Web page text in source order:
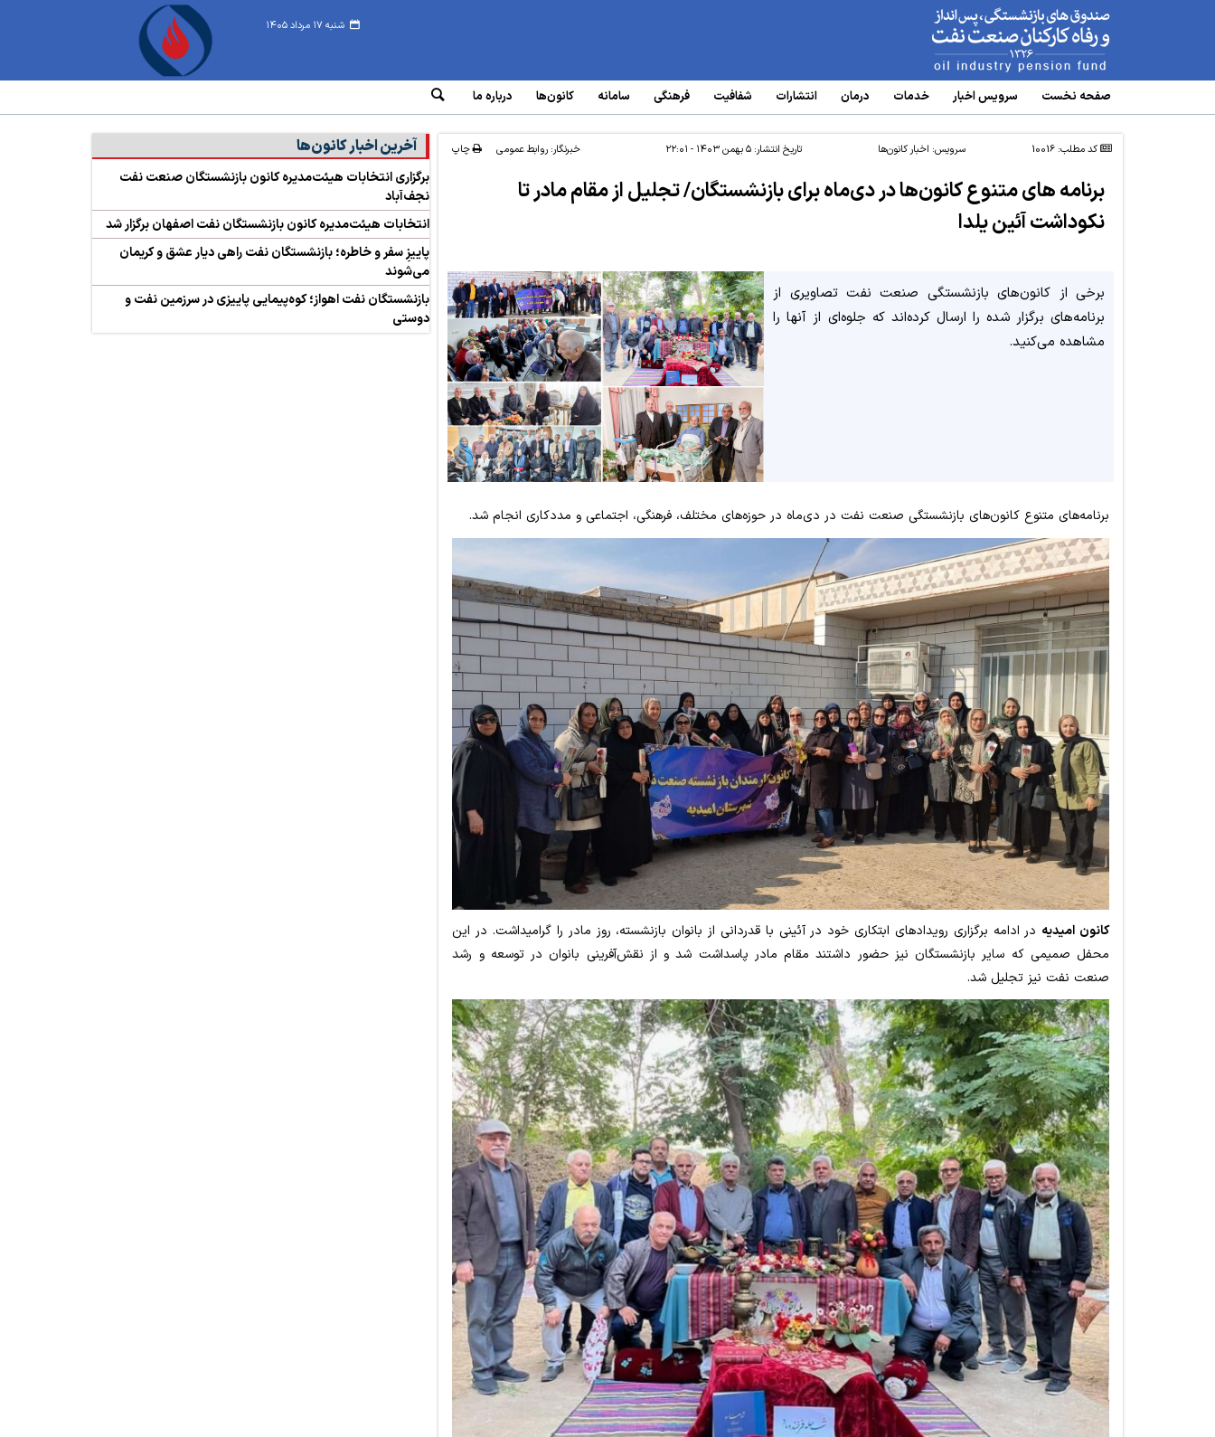
شنبه ۱۷ مرداد ۱۴۰۵ www.oipf.ir
صفحه نخست سرویس‌ اخبار خدمات درمان انتشارات شفافیت فرهنگی سامانه‌ کانون‌ها درباره ما
کد مطلب: 10016 سرویس: اخبار کانون‌ها تاریخ انتشار:۵ بهمن ۱۴۰۳ - ۲۲:۰۱ خبرنگار: روابط عمومی چاپ
برنامه های متنوع کانون‌ها در دی‌ماه برای بازنشستگان/ تجلیل از مقام مادر تا
نکوداشت آئین یلدا
برخی از کانون‌های بازنشستگی صنعت نفت تصاویری از
برنامه‌های برگزار شده را ارسال کرده‌اند که جلوه‌ای از آنها را
مشاهده می‌کنید.
برنامه‌های متنوع کانون‌های بازنشستگی صنعت نفت در دی‌ماه در حوزه‌های مختلف، فرهنگی، اجتماعی و مددکاری انجام شد.
کانون امیدیه در ادامه برگزاری رویدادهای ابتکاری خود در آئینی با قدردانی از بانوان بازنشسته، روز مادر را گرامیداشت. در این
محفل صمیمی که سایر بازنشستگان نیز حضور داشتند مقام مادر پاسداشت شد و از نقش‌آفرینی بانوان در توسعه و رشد
صنعت نفت نیز تجلیل شد.
آخرین اخبار کانون‌ها
برگزاری انتخابات هیئت‌مدیره کانون بازنشستگان صنعت نفت
نجف‌آباد
انتخابات هیئت‌مدیره کانون بازنشستگان نفت اصفهان برگزار شد
پاییزِ سفر و خاطره؛ بازنشستگان نفت راهی دیار عشق و کریمان
می‌شوند
بازنشستگان نفت اهواز؛ کوه‌پیمایی پاییزی در سرزمین نفت و
دوستی